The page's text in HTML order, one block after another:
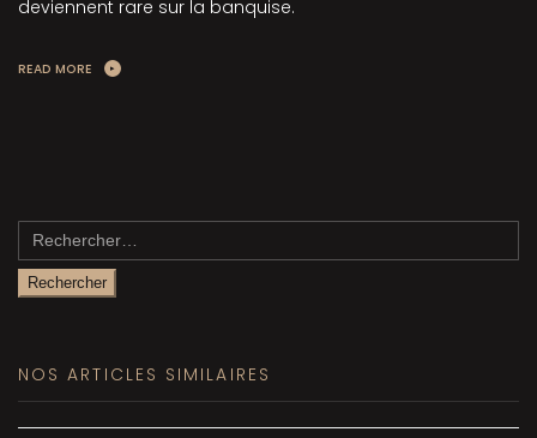
deviennent rare sur la banquise.
READ MORE
Rechercher :
NOS ARTICLES SIMILAIRES